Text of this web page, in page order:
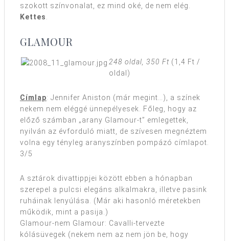
szokott színvonalat, ez mind oké, de nem elég.
Kettes.
GLAMOUR
248 oldal, 350 Ft (1,4 Ft /
oldal)
Címlap: Jennifer Aniston (már megint…), a színek
nekem nem eléggé ünnepélyesek. Főleg, hogy az
előző számban „arany Glamour-t” emlegettek,
nyilván az évforduló miatt, de szívesen megnéztem
volna egy tényleg aranyszínben pompázó címlapot.
3/5
A sztárok divattippjei között ebben a hónapban
szerepel a pulcsi elegáns alkalmakra, illetve pasink
ruháinak lenyúlása. (Már aki hasonló méretekben
működik, mint a pasija.)
Glamour-nem Glamour: Cavalli-tervezte
kólásüvegek (nekem nem az nem jön be, hogy